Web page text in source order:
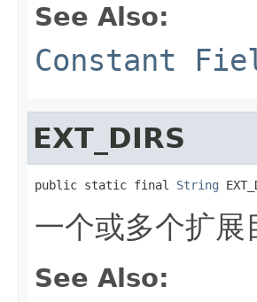
See Also:
Constant
EXT_DIRS
public static final String
一个或多个扩
See Also: